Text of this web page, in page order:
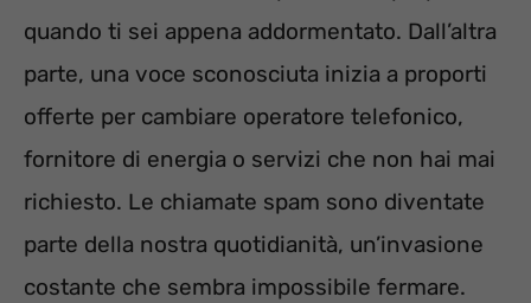
quando ti sei appena addormentato. Dall’altra
parte, una voce sconosciuta inizia a proporti
offerte per cambiare operatore telefonico,
fornitore di energia o servizi che non hai mai
richiesto. Le chiamate spam sono diventate
parte della nostra quotidianità, un’invasione
costante che sembra impossibile fermare.